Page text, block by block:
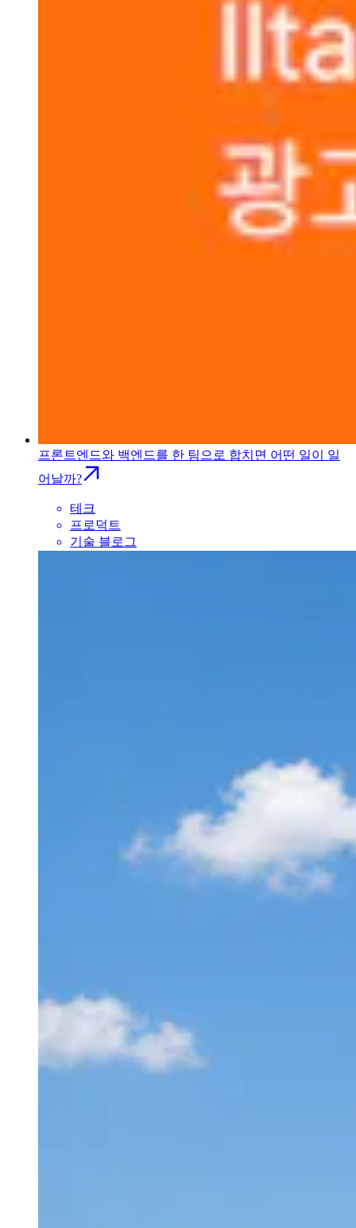
프론트엔드와 백엔드를 한 팀으로 합치면 어떤 일이 일
어날까?
테크
프로덕트
기술 블로그